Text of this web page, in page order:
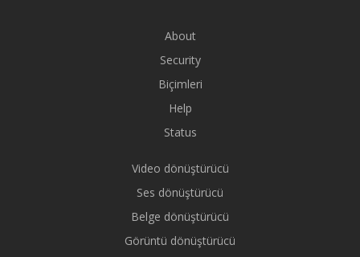
About
Security
Biçimleri
Help
Status
Video dönüştürücü
Ses dönüştürücü
Belge dönüştürücü
Görüntü dönüştürücü